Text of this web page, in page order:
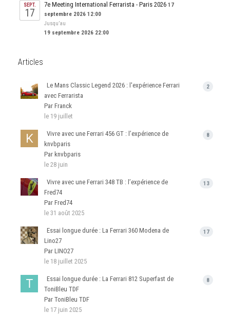
SEPT.
17
7e Meeting International Ferrarista - Paris 2026 17
septembre 2026 12:00
Jusqu’au
19 septembre 2026 22:00
Articles
2
Le Mans Classic Legend 2026 : l'expérience Ferrari
avec Ferrarista
Par Franck
le 19 juillet
8
Vivre avec une Ferrari 456 GT : l’expérience de
knvbparis
Par knvbparis
le 28 juin
13
Vivre avec une Ferrari 348 TB : l’expérience de
Fred74
Par Fred74
le 31 août 2025
17
Essai longue durée : La Ferrari 360 Modena de
Lino27
Par LINO27
le 18 juillet 2025
8
Essai longue durée : La Ferrari 812 Superfast de
ToniBleu TDF
Par ToniBleu TDF
le 17 juin 2025